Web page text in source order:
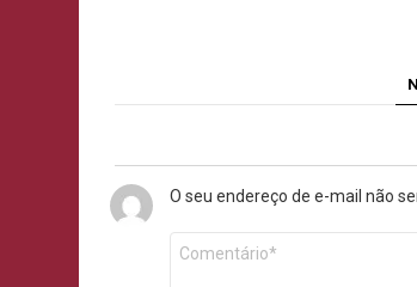
O seu endereço de e-mail não